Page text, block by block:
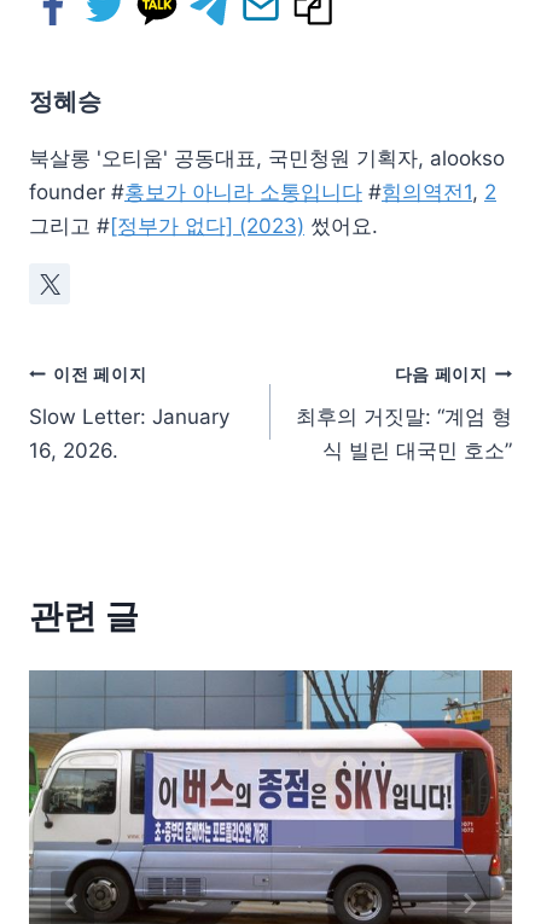
정혜승
북살롱 '오티움' 공동대표, 국민청원 기획자, alookso
founder #홍보가 아니라 소통입니다 #힘의역전1, 2
그리고 #[정부가 없다] (2023) 썼어요.
이전 페이지
Slow Letter: January
16, 2026.
다음 페이지
최후의 거짓말: “계엄 형
식 빌린 대국민 호소”
관련 글